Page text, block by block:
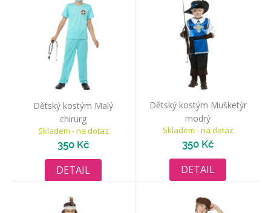
Dětský kostým Malý
chirurg
Skladem - na dotaz
350 Kč
DETAIL
Dětský kostým Mušketýr
modrý
Skladem - na dotaz
350 Kč
DETAIL